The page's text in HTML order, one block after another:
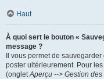
Haut
À quoi sert le bouton «
message ?
Il vous permet de
poster ultérieurement. Pour
(ongletAperçu --> Gestion